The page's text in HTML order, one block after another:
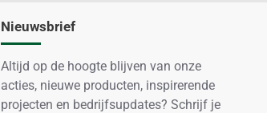
Nieuwsbrief
Altijd op de hoogte blijven van onze
acties, nieuwe producten, inspirerende
projecten en bedrijfsupdates? Schrijf je